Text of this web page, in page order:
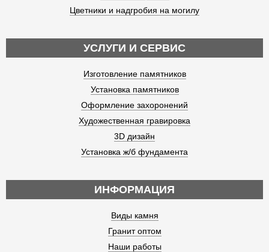
Цветники и надгробия на могилу
УСЛУГИ И СЕРВИС
Изготовление памятников
Установка памятников
Оформление захоронений
Художественная гравировка
3D дизайн
Установка ж/б фундамента
ИНФОРМАЦИЯ
Виды камня
Гранит оптом
Наши работы